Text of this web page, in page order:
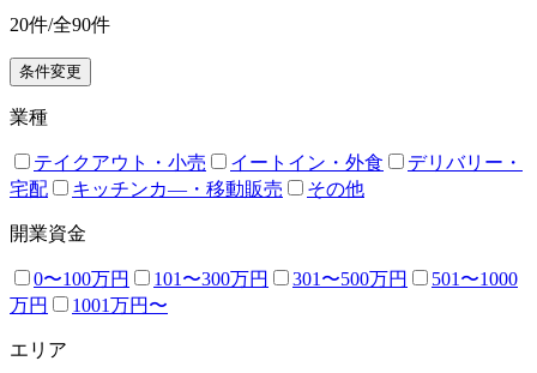
20件/全90件
条件変更
業種
テイクアウト・小売 イートイン・外食
デリバリー・
宅配
キッチンカ―・移動販売 その他
開業資金
0〜100万円 101〜300万円 301〜500万円
501〜1000
万円
1001万円〜
エリア